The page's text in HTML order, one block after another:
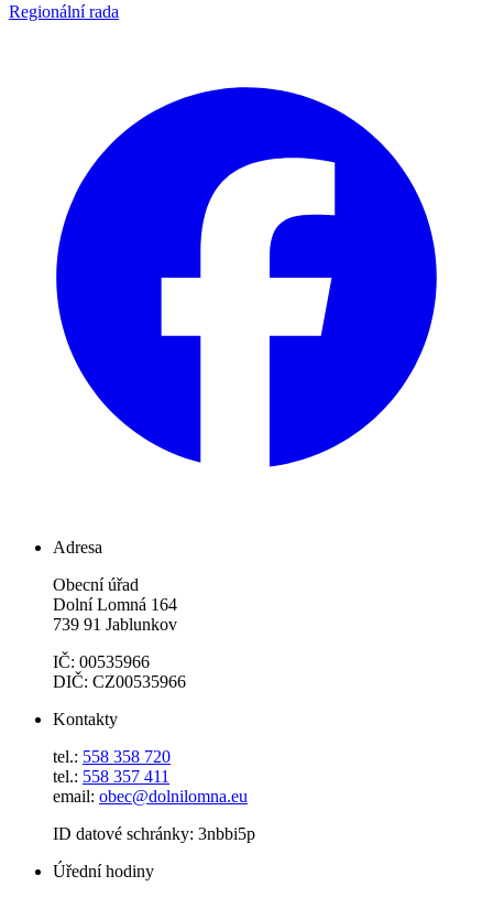
Regionální rada
Adresa
Obecní úřad
Dolní Lomná 164
739 91 Jablunkov
IČ: 00535966
DIČ: CZ00535966
Kontakty
tel.: 558 358 720
tel.: 558 357 411
email: obec@dolnilomna.eu
ID datové schránky: 3nbbi5p
Úřední hodiny